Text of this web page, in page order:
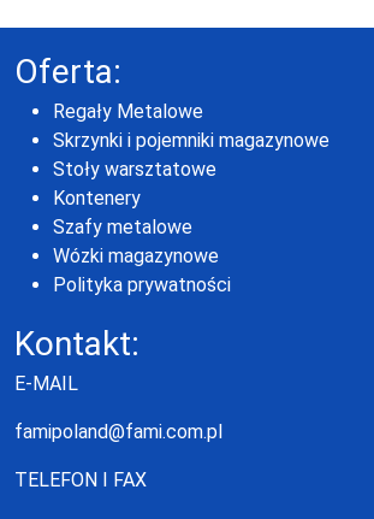
Oferta:
Regały Metalowe
Skrzynki i pojemniki magazynowe
Stoły warsztatowe
Kontenery
Szafy metalowe
Wózki magazynowe
Polityka prywatności
Kontakt:
E-MAIL
famipoland@fami.com.pl
TELEFON I FAX